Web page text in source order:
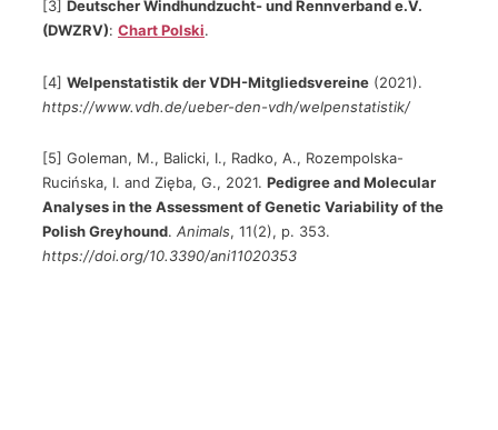
[3] Deutscher Windhundzucht- und Rennverband e.V.
(DWZRV): Chart Polski.
[4] Welpenstatistik der VDH-Mitgliedsvereine (2021).
https://www.vdh.de/ueber-den-vdh/welpenstatistik/
[5] Goleman, M., Balicki, I., Radko, A., Rozempolska-
Rucińska, I. and Zięba, G., 2021. Pedigree and Molecular
Analyses in the Assessment of Genetic Variability of the
Polish Greyhound. Animals, 11(2), p. 353.
https://doi.org/10.3390/ani11020353